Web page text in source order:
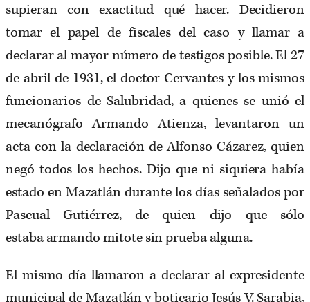
supieran con exactitud qué hacer. Decidieron
tomar el papel de fiscales del caso y llamar a
declarar al mayor número de testigos posible. El 27
de abril de 1931, el doctor Cervantes y los mismos
funcionarios de Salubridad, a quienes se unió el
mecanógrafo Armando Atienza, levantaron un
acta con la declaración de Alfonso Cázarez, quien
negó todos los hechos. Dijo que ni siquiera había
estado en Mazatlán durante los días señalados por
Pascual Gutiérrez, de quien dijo que sólo
estaba armando mitote sin prueba alguna.
El mismo día llamaron a declarar al expresidente
municipal de Mazatlán y boticario Jesús V. Sarabia,